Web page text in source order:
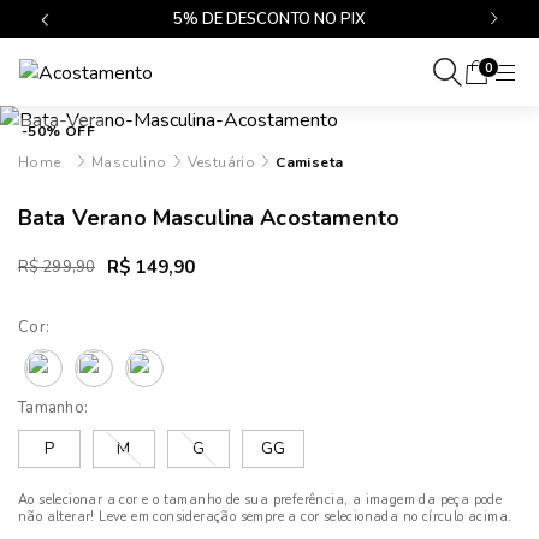
5% DE DESCONTO NO PIX
0
-50% OFF
Masculino
Vestuário Camiseta
Bata Verano Masculina Acostamento
R$ 299,90 R$ 149,90
Cor:
Tamanho:
P
M G GG
Ao selecionar a cor e o tamanho de sua preferência, a imagem da peça pode
não alterar! Leve em consideração sempre a cor selecionada no círculo acima.